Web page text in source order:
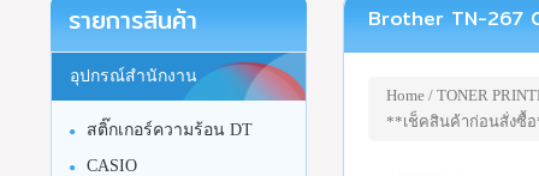
Brother TN-267
Home/ TONER
**เช็คสินค้าก่อนสั่งซื้
รายการสินค้า
อุปกรณ์สำนักงาน
สติ๊กเกอร์ความร้อน DT
CASIO